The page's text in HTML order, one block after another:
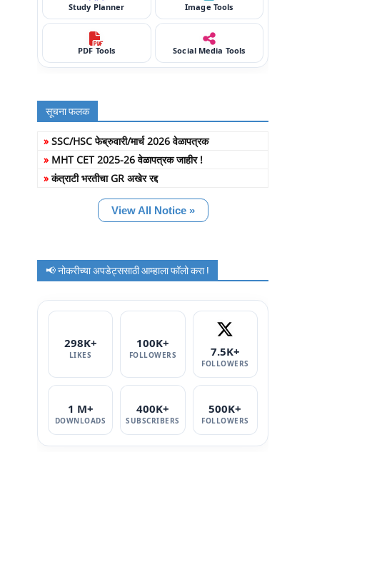
Study Planner Image Tools
PDF Tools Social Media Tools
सूचना फलक
» SSC/HSC फेब्रुवारी/मार्च 2026 वेळापत्रक
» MHT CET 2025-26 वेळापत्रक जाहीर !
»कंत्राटी भरतीचा GR अखेर रद्द
View All Notice »
📢 नोकरीच्या अपडेट्ससाठी आम्हाला फॉलो करा !
298K+
LIKES
100K+
FOLLOWERS 7.5K+
FOLLOWERS
1 M+
DOWNLOADS
400K+
SUBSCRIBERS
500K+
FOLLOWERS